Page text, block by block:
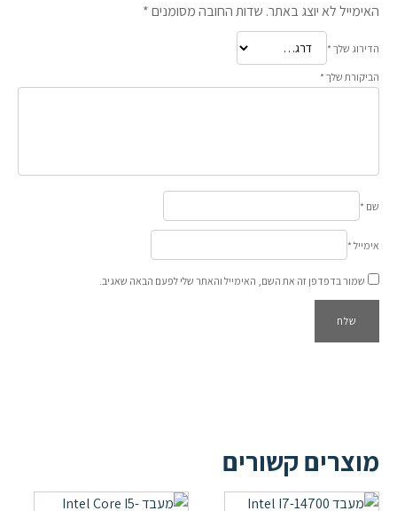
האימייל לא יוצג באתר. שדות החובה מסומנים*
הדירוג שלך *
הביקורת שלך *
שם *
אימייל *
שמור בדפדפן זה את השם, האימייל והאתר שלי לפעם הבאה שאגיב.
מוצרים קשורים